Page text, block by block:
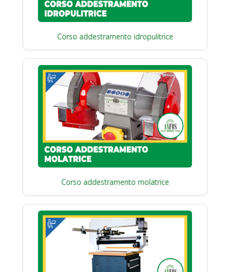
Corso addestramento idropulitrice
Corso addestramento molatrice